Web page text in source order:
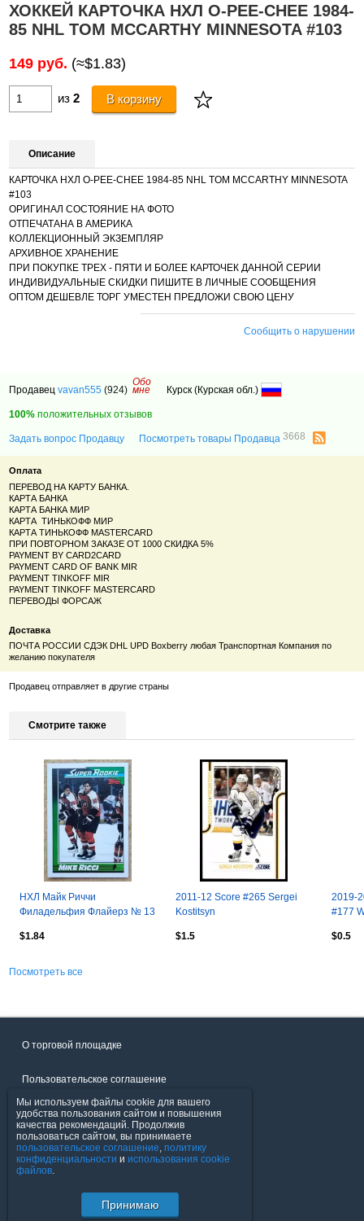
ХОККЕЙ КАРТОЧКА НХЛ O-PEE-CHEE 1984-
85 NHL TOM MCCARTHY MINNESOTA #103
149 руб. (≈$1.83)
из 2 В корзину
Описание
КАРТОЧКА НХЛ O-PEE-CHEE 1984-85 NHL TOM MCCARTHY MINNESOTA
#103
ОРИГИНАЛ СОСТОЯНИЕ НА ФОТО
ОТПЕЧАТАНА В АМЕРИКА
КОЛЛЕКЦИОННЫЙ ЭКЗЕМПЛЯР
АРХИВНОЕ ХРАНЕНИЕ
ПРИ ПОКУПКЕ ТРЕХ - ПЯТИ И БОЛЕЕ КАРТОЧЕК ДАННОЙ СЕРИИ
ИНДИВИДУАЛЬНЫЕ СКИДКИ ПИШИТЕ В ЛИЧНЫЕ СООБЩЕНИЯ
ОПТОМ ДЕШЕВЛЕ ТОРГ УМЕСТЕН ПРЕДЛОЖИ СВОЮ ЦЕНУ
Сообщить о нарушении
Продавецvavan555 (924)
Обо
мне Курск (Курская обл.)
100% положительных отзывов
Задать вопрос Продавцу Посмотреть товары Продавца3668
Оплата
ПЕРЕВОД НА КАРТУ БАНКА.
КАРТА БАНКА
КАРТА БАНКА МИР
КАРТА ТИНЬКОФФ МИР
КАРТА ТИНЬКОФФ MASTERCARD
ПРИ ПОВТОРНОМ ЗАКАЗЕ ОТ 1000 СКИДКА 5%
PAYMENT BY CARD2CARD
PAYMENT CARD OF BANK MIR
PAYMENT TINKOFF MIR
PAYMENT TINKOFF MASTERCARD
ПЕРЕВОДЫ ФОРСАЖ
Доставка
ПОЧТА РОССИИ СДЭК DHL UPD Boxberry любая Транспортная Компания по
желанию покупателя
Продавец отправляет в другие страны
Смотрите также
НХЛ Майк Риччи
Филадельфия Флайерз № 13
$1.84
2011-12 Score #265 Sergei
Kostitsyn
$1.5
2019-
#177
$0.5
Посмотреть все
О торговой площадке
Пользовательское соглашение
Политика конфиденциальности
Продавцы
© FavoritMarket.com
Мы используем файлы cookie для вашего
удобства пользования сайтом и повышения
качества рекомендаций. Продолжив
пользоваться сайтом, вы принимаете
пользовательское соглашение, политику
конфиденциальности и использования cookie
файлов.
Принимаю